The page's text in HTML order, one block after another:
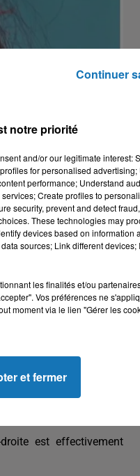
sur le réseau social.
est effectivement
notre priorité
and/or our legitimate interest:
for personalised advertising;
performance; Understand
Create profiles to
security, prevent and detect
These technologies may
devices based on information
sources; Link different devices;
les finalités et/ou
Vos préférences ne
moment via le lien "Gérer les
et fermer
Continuer